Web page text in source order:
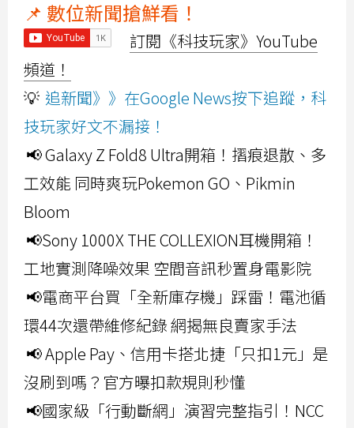
📌 數位新聞搶鮮看！
訂閱《科技玩家》YouTube
頻道！
💡 追新聞》》在Google News按下追蹤，科
技玩家好文不漏接！
📢 Galaxy Z Fold8 Ultra開箱！摺痕退散、多
工效能 同時爽玩Pokemon GO、Pikmin
Bloom
📢Sony 1000X THE COLLEXION耳機開箱！
工地實測降噪效果 空間音訊秒置身電影院
📢電商平台買「全新庫存機」踩雷！電池循
環44次還帶維修紀錄 網揭無良賣家手法
📢 Apple Pay、信用卡搭北捷「只扣1元」是
沒刷到嗎？官方曝扣款規則秒懂
📢國家級「行動斷網」演習完整指引！NCC